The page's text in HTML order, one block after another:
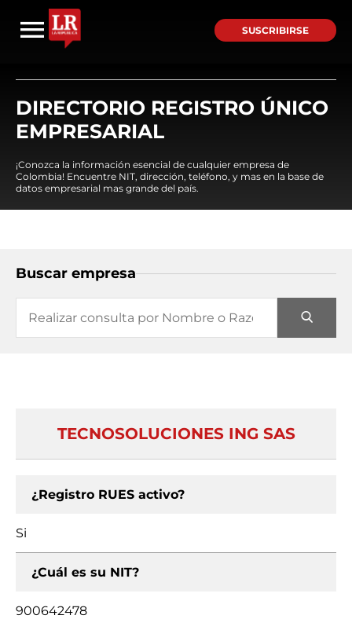
SUSCRIBIRSE
DIRECTORIO REGISTRO ÚNICO
EMPRESARIAL
¡Conozca la información esencial de cualquier empresa de
Colombia! Encuentre NIT, dirección, teléfono, y mas en la base de
datos empresarial mas grande del país.
Buscar empresa
TECNOSOLUCIONES ING SAS
¿Registro RUES activo?
Si
¿Cuál es su NIT?
900642478